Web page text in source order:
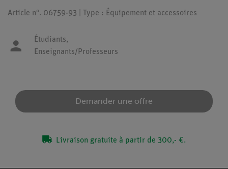
Article n°. 06759-93 | Type : Équipement et accessoires
Étudiants,
Enseignants/Professeurs
Demander une offre
Livraison gratuite à partir de 300,- €.